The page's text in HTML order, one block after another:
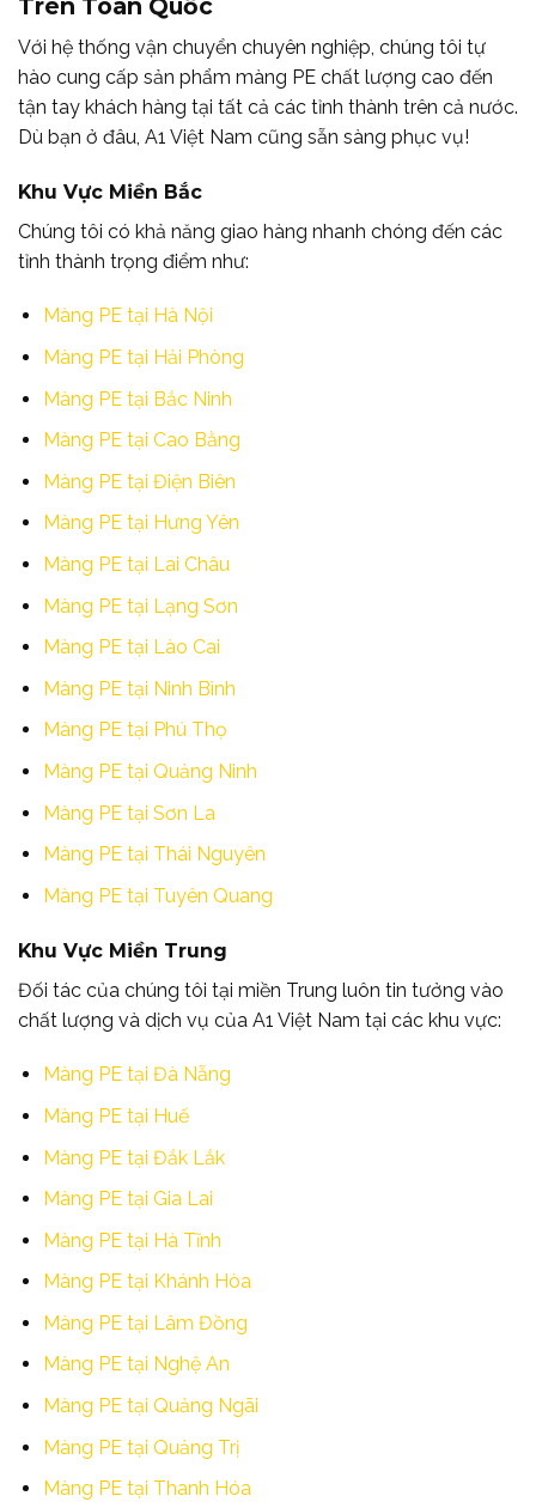
Trên Toàn Quốc
Với hệ thống vận chuyển chuyên nghiệp, chúng tôi tự
hào cung cấp sản phẩm màng PE chất lượng cao đến
tận tay khách hàng tại tất cả các tỉnh thành trên cả nước.
Dù bạn ở đâu, A1 Việt Nam cũng sẵn sàng phục vụ!
Khu Vực Miền Bắc
Chúng tôi có khả năng giao hàng nhanh chóng đến các
tỉnh thành trọng điểm như:
Màng PE tại Hà Nội
Màng PE tại Hải Phòng
Màng PE tại Bắc Ninh
Màng PE tại Cao Bằng
Màng PE tại Điện Biên
Màng PE tại Hưng Yên
Màng PE tại Lai Châu
Màng PE tại Lạng Sơn
Màng PE tại Lào Cai
Màng PE tại Ninh Bình
Màng PE tại Phú Thọ
Màng PE tại Quảng Ninh
Màng PE tại Sơn La
Màng PE tại Thái Nguyên
Màng PE tại Tuyên Quang
Khu Vực Miền Trung
Đối tác của chúng tôi tại miền Trung luôn tin tưởng vào
chất lượng và dịch vụ của A1 Việt Nam tại các khu vực:
Màng PE tại Đà Nẵng
Màng PE tại Huế
Màng PE tại Đắk Lắk
Màng PE tại Gia Lai
Màng PE tại Hà Tĩnh
Màng PE tại Khánh Hòa
Màng PE tại Lâm Đồng
Màng PE tại Nghệ An
Màng PE tại Quảng Ngãi
Màng PE tại Quảng Trị
Màng PE tại Thanh Hóa